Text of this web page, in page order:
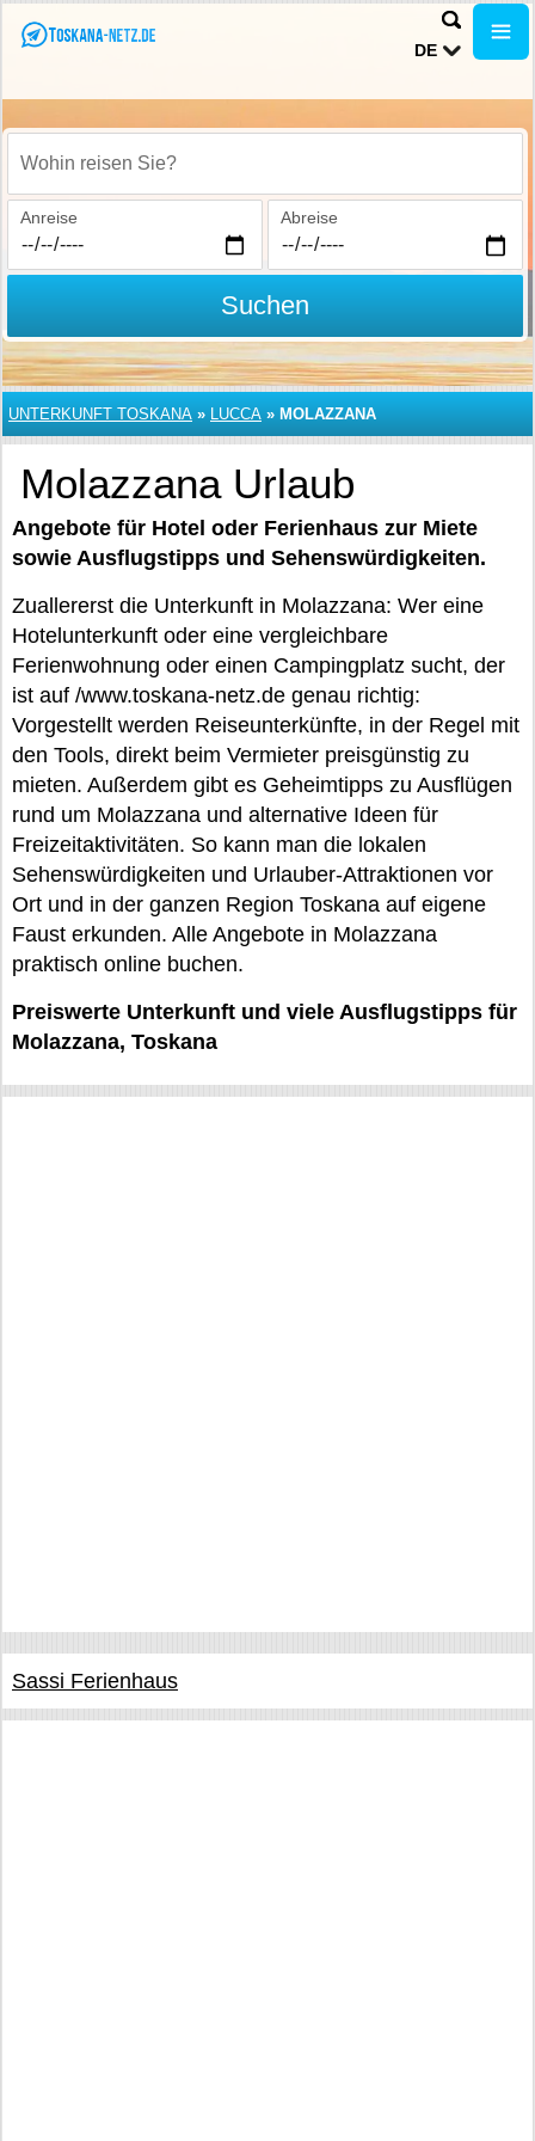
DE
Wohin reisen Sie?
Anreise Abreise
Suchen
UNTERKUNFT TOSKANA » LUCCA » MOLAZZANA
Molazzana Urlaub
Angebote für Hotel oder Ferienhaus zur Miete
sowie Ausflugstipps und Sehenswürdigkeiten.
Zuallererst die Unterkunft in Molazzana: Wer eine
Hotelunterkunft oder eine vergleichbare
Ferienwohnung oder einen Campingplatz sucht, der
ist auf /www.toskana-netz.de genau richtig:
Vorgestellt werden Reiseunterkünfte, in der Regel mit
den Tools, direkt beim Vermieter preisgünstig zu
mieten. Außerdem gibt es Geheimtipps zu Ausflügen
rund um Molazzana und alternative Ideen für
Freizeitaktivitäten. So kann man die lokalen
Sehenswürdigkeiten und Urlauber-Attraktionen vor
Ort und in der ganzen Region Toskana auf eigene
Faust erkunden. Alle Angebote in Molazzana
praktisch online buchen.
Preiswerte Unterkunft und viele Ausflugstipps für
Molazzana, Toskana
Sassi Ferienhaus